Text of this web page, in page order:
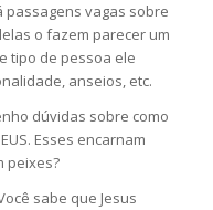
passagens vagas sobre
o fazem parecer um
tipo de pessoa ele
anseios, etc.
dúvidas sobre como
Esses encarnam
peixes?
sabe que Jesus